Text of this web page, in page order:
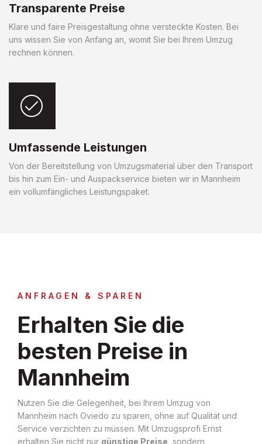
Transparente Preise
Klare und faire Preisgestaltung ohne versteckte Kosten. Bei
uns wissen Sie von Anfang an, womit Sie bei Ihrem Umzug
rechnen können.
Umfassende Leistungen
Von der Bereitstellung von Umzugsmaterial über den Transport
bis hin zum Ein- und Auspackservice bieten wir in Mannheim
ein vollumfängliches Leistungspaket.
ANFRAGEN & SPAREN
Erhalten Sie die
besten Preise in
Mannheim
Nutzen Sie die Gelegenheit, bei Ihrem Umzug von
Mannheim nach Oviedo zu sparen, ohne auf Qualität und
Service verzichten zu müssen. Mit Umzugsprofi Ernst
erhalten Sie nicht nur günstige Preise , sondern